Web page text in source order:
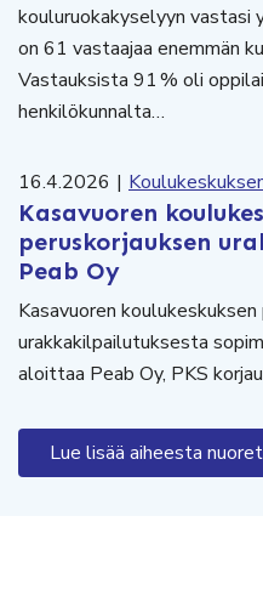
kouluruokakyselyyn vastasi
on 61 vastaajaa enemmän
Vastauksista 91 % oli
henkilökunnalta…
16.4.2026 |
Kasavuoren
peruskorjauksen
Peab Oy
Kasavuoren
urakkakilpailutuksesta
aloittaa Peab Oy, PKS
Lue lisää aiheesta nuoret